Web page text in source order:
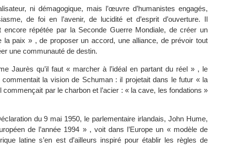
ni démagogique, mais l’œuvre d’humanistes engagés,
de foi en l’avenir, de lucidité et d’esprit d’ouverture. Il
encore répétée par la Seconde Guerre Mondiale, de créer un
paix » , de proposer un accord, une alliance, de prévoir tout
une communauté de destin.
Jaurès qu’il faut « marcher à l’idéal en partant du réel » , le
commentait la vision de Schuman : il projetait dans le futur « la
par le charbon et l’acier : « la cave, les fondations »
du 9 mai 1950, le parlementaire irlandais, John Hume,
de l’année 1994 » , voit dans l’Europe un « modèle de
latine s’en est d’ailleurs inspiré pour établir les règles de